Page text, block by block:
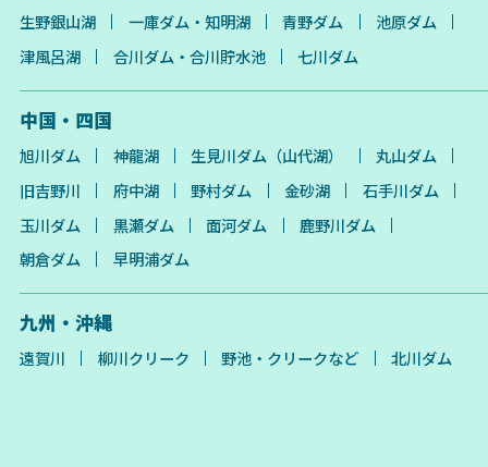
生野銀山湖
一庫ダム・知明湖 青野ダム
池原ダム
津風呂湖
合川ダム・合川貯水池 七川ダム
中国・四国
旭川ダム 神龍湖 生見川ダム（山代湖）
丸山ダム
旧吉野川
府中湖 野村ダム 金砂湖
石手川ダム
玉川ダム
黒瀬ダム 面河ダム
鹿野川ダム
朝倉ダム
早明浦ダム
九州・沖縄
遠賀川 柳川クリーク 野池・クリークなど 北川ダム